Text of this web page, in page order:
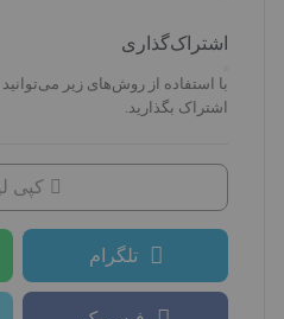
اشتراک‌گذاری
با استفاده از روش‌های زیر
اشتراک بگذارید.
کپی
تلگرام